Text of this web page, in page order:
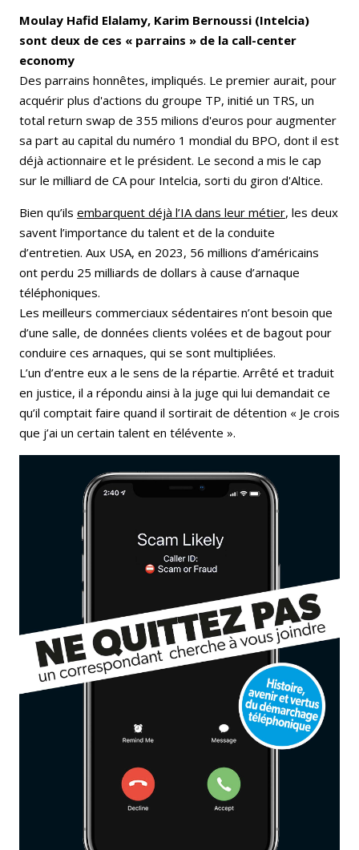
Moulay Hafid Elalamy, Karim Bernoussi (Intelcia)
sont deux de ces « parrains » de la call-center
economy
Des parrains honnêtes, impliqués. Le premier aurait, pour
acquérir plus d'actions du groupe TP, initié un TRS, un
total return swap de 355 milions d'euros pour augmenter
sa part au capital du numéro 1 mondial du BPO, dont il est
déjà actionnaire et le président. Le second a mis le cap
sur le milliard de CA pour Intelcia, sorti du giron d'Altice.
Bien qu’ils embarquent déjà l’IA dans leur métier, les deux
savent l’importance du talent et de la conduite
d’entretien. Aux USA, en 2023, 56 millions d’américains
ont perdu 25 milliards de dollars à cause d’arnaque
téléphoniques.
Les meilleurs commerciaux sédentaires n’ont besoin que
d’une salle, de données clients volées et de bagout pour
conduire ces arnaques, qui se sont multipliées.
L’un d’entre eux a le sens de la répartie. Arrêté et traduit
en justice, il a répondu ainsi à la juge qui lui demandait ce
qu’il comptait faire quand il sortirait de détention « Je crois
que j’ai un certain talent en télévente ».